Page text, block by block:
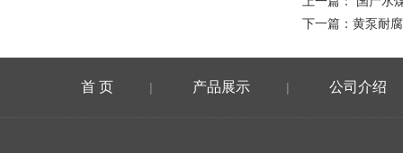
下一篇： 黄泵耐
首 页 | 产品展示 | 公司介绍